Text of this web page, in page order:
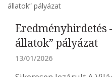
Eredményhirdetés
állatok” pályázat
13/01/2026